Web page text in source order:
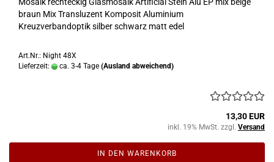
braun Mix Transluzent Komposit Aluminium
Kreuzverbandoptik silber schwarz matt edel
Art.Nr.: Night 48X
Lieferzeit:
ca. 3-4 Tage (Ausland abweichend)
13,30 EUR
inkl. 19% MwSt. zzgl. Versand
IN DEN WARENKORB